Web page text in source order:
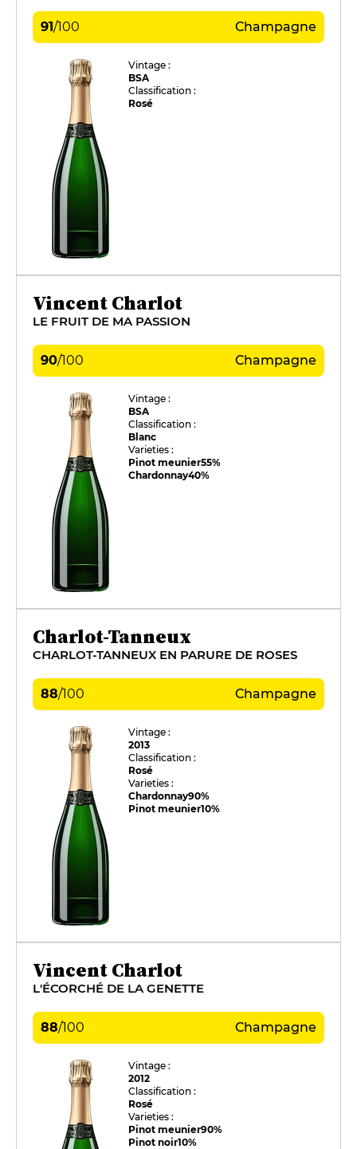
91/100 Champagne
Vintage :
BSA
Classification :
Rosé
Vincent Charlot
LE FRUIT DE MA PASSION
90/100 Champagne
Vintage :
BSA
Classification :
Blanc
Varieties :
Pinot meunier55%
Chardonnay40%
Charlot-Tanneux
CHARLOT-TANNEUX EN PARURE DE ROSES
88/100 Champagne
Vintage :
2013
Classification :
Rosé
Varieties :
Chardonnay90%
Pinot meunier10%
Vincent Charlot
L'ÉCORCHÉ DE LA GENETTE
88/100 Champagne
Vintage :
2012
Classification :
Rosé
Varieties :
Pinot meunier90%
Pinot noir10%